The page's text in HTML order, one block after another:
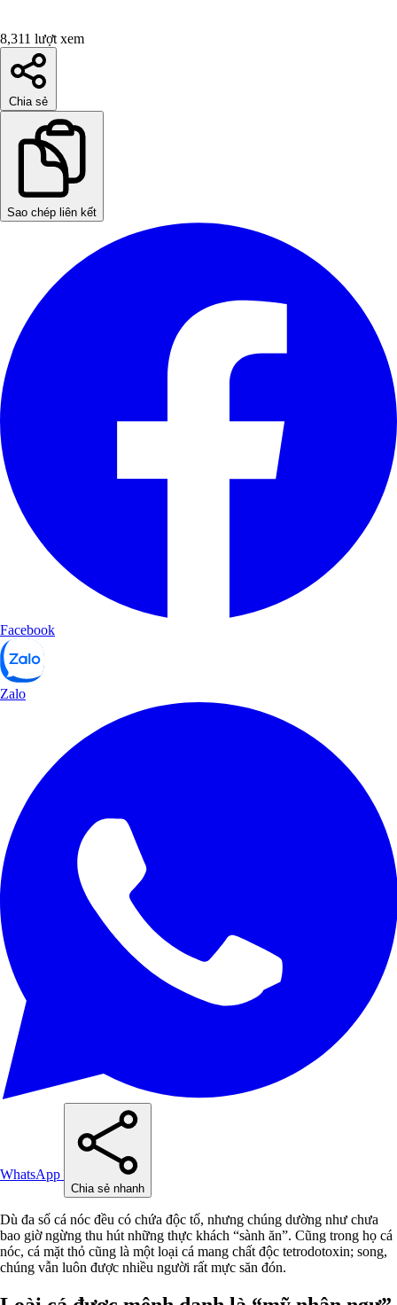
8,311 lượt xem
Chia sẻ
Sao chép liên kết
Facebook
Zalo
WhatsApp
Chia sẻ nhanh
Dù đa số cá nóc đều có chứa độc tố, nhưng chúng dường như chưa
bao giờ ngừng thu hút những thực khách “sành ăn”. Cũng trong họ cá
nóc, cá mặt thỏ cũng là một loại cá mang chất độc tetrodotoxin; song,
chúng vẫn luôn được nhiều người rất mực săn đón.